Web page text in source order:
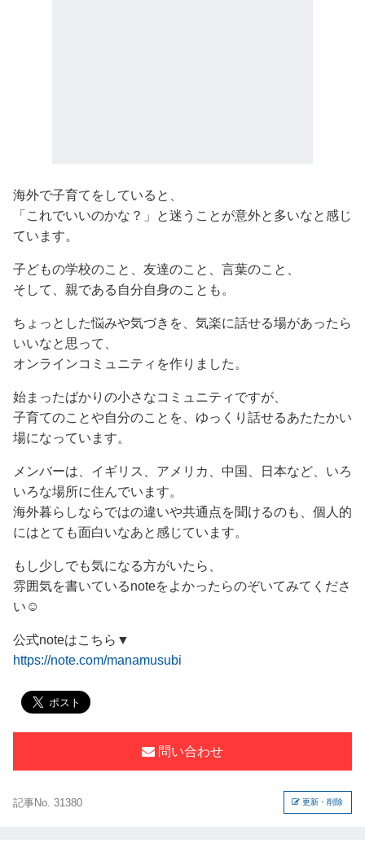
海外で子育てをしていると、
「これでいいのかな？」と迷うことが意外と多いなと感じ
ています。
子どもの学校のこと、友達のこと、言葉のこと、
そして、親である自分自身のことも。
ちょっとした悩みや気づきを、気楽に話せる場があったら
いいなと思って、
オンラインコミュニティを作りました。
始まったばかりの小さなコミュニティですが、
子育てのことや自分のことを、ゆっくり話せるあたたかい
場になっています。
メンバーは、イギリス、アメリカ、中国、日本など、いろ
いろな場所に住んでいます。
海外暮らしならではの違いや共通点を聞けるのも、個人的
にはとても面白いなあと感じています。
もし少しでも気になる方がいたら、
雰囲気を書いているnoteをよかったらのぞいてみてくださ
い☺️
公式noteはこちら▼
https://note.com/manamusubi
問い合わせ
記事No. 31380 更新・削除